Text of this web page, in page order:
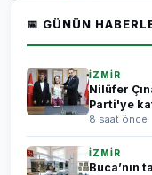
📅 GÜNÜN
İZMİR
Nilüfer
Parti'ye
8 saat önce
İZMİR
Buca’nın